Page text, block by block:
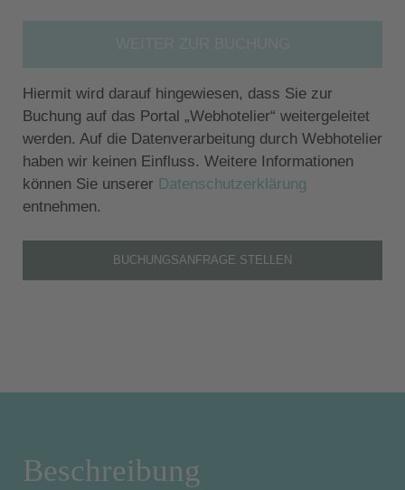
Hiermit wird darauf hingewiesen, dass Sie zur
Buchung auf das Portal „Webhotelier“ weitergeleitet
werden. Auf die Datenverarbeitung durch Webhotelier
haben wir keinen Einfluss. Weitere Informationen
können Sie unserer Datenschutzerklärung
entnehmen.
BUCHUNGSANFRAGE STELLEN
Beschreibung